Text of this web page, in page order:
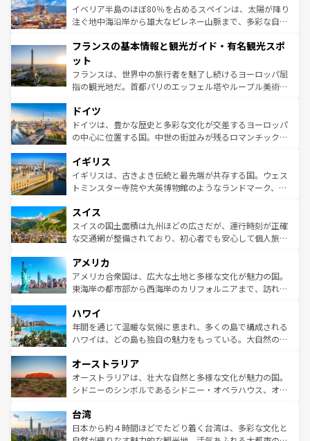
景など、自然景観も見逃せない。観光の合間には、本場の
ピザやパスタなど、絶品のイタリア料理を堪能することも
ませてくれるイタリアで、忘れられない旅をしてみよう！
なお、新着のイタリア情報は
しい。
イベリア半島のほぼ80％を占めるスペインは、太陽が降り
注ぐ地中海沿岸から雄大なピレネー山脈まで、多彩な自然
文化が根付くこの国では、情熱的なフラメンコ、熱気あふ
れる闘牛、そして美味しいタパスが生活の一部となってい
る。首都マドリードの洗練された雰囲気や、バルセロナの
アートに溢れた街角から、地方では古代ローマ遺跡や中世
せる。地方によって風土や気候が異なるスペインはその個
性で訪れる人を魅了する。 なお、新着のスペイン情報は コ
ンテンツ一覧を参照してほしい。
フランスの基本情報と観光ガイド・有名観光スポ
ット
フランスは、世界中の旅行者を魅了し続けるヨーロッパ屈
指の観光地だ。首都パリのエッフェル塔やルーブル美術館
で、幅広い魅力が詰まっている。華麗な宮殿、歴史的な大
聖堂、美しいビーチ、そして豊かな自然が、訪れる者を心
から魅了する。また、フランスは美食の国としても知ら
いる。シャンパンの発祥地であるランス、プロヴァンスの
香り高いラベンダー畑など、多彩な楽しみ方が可能だ。さ
らに、パリ以外の地域にも魅力が溢れており、どの街角に
れる地方に足を運ぶとそれぞれで全く異なる文化を体験で
きるだろう。 なお、新着のフランス情報はコンテンツ一覧
を参照してほしい。
ドイツ
ドイツは、豊かな歴史と多彩な文化が交差するヨーロッパ
の中心に位置する国。中世の街並みが残るロマンチック街
顔を持つこの国は、どこを歩いても飽きることがない。ベ
ルリンの文化的活気、バイエルン州のアルプスの絶景、そ
してライン川沿いのワイン畑といった風景は必見。ビール
は、お酒好きな人にはぜひ体験してほしい。 なお、新着の
ドイツ情報はコンテンツ一覧を参照してほしい。
イギリス
イギリスは、古きよき伝統と最先端が共存する国。ウェス
トミンスター寺院や大英博物館のようなランドマーク、歴
リアごとに異なる魅力がある。また、優雅なアフタヌーン
ティー、ビール好きにはたまらない英国パブ、サッカー観
戦など、本場だからこそできる体験も豊富。イギリスを旅
ンツ一覧を参照してほしい。
スイス
スイスの国土面積は九州ほどの広さだが、運行時刻が正確
な交通網が整備されており、初心者でも安心して個人旅行
の建物がそのまま残る町や、スイスならではのユニークな
博物館もあり、アルプス観光だけでなく町歩きも満喫する
ことができる。国民の所得が高いため物価も高いが、旅行
ば市内交通費無料で観光を楽しむこともできる。 なお、新
着のスイス情報はコンテンツ一覧 を参照してほしい。
アメリカ
アメリカ合衆国は、広大な土地と多様な文化が魅力の国。
東海岸の都市部から西海岸のカリフォルニアまで、訪れる
のような巨大都市は、観光、ショッピング、エンターテイ
ンメントが詰まった刺激的なスポットだ。一方、アメリカ
西部には大自然が広がり、グランドキャニオンやイエロー
部のニューオーリンズでは、音楽と美食が融合した独特の
文化が魅力。旅行者はアメリカの各地域で異なる魅力を楽
しみながら、その多様性と豊かな歴史を感じることができ
ならではの贅沢な旅のスタイルだ。 なお、新着のアメリカ
情報はコンテンツ一覧を参照してほしい。
ハワイ
年間を通じて温暖な気候に恵まれ、多くの島で構成される
ハワイは、どの島も独自の魅力をもっている。大自然の神
ワイ島は見逃せない。また、定番の観光地といえばオアフ
島だが、静かな自然を求めるならマウイ島やカウアイ島が
おすすめ。エメラルドグリーンに輝く海をはじめ、豊かな
れるおもてなしの心で訪れる人々を迎えてくれるハワイの
人々、おいしいローカルフードやハワイアンミュージッ
ク、伝統的なフラダンスなど、すべてがハワイの魅力を彩
オーストラリア
オーストラリアは、壮大な自然と多様な文化が魅力の国。
シドニーのシンボルであるシドニー・オペラハウス、オー
リアリーフや大陸中央部にそびえるウルル（エアーズロッ
ク）、タスマニアの美しい原生林やケアンズの熱帯雨林な
台湾
日本から約４時間ほどでたどり着く台湾は、多彩な文化と